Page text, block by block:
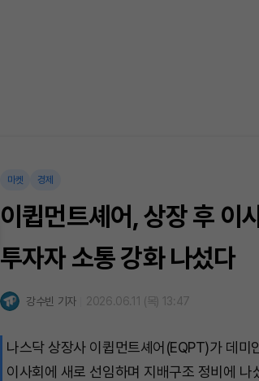
마켓 경제
이큅먼트셰어, 상장 후 이
투자자 소통 강화 나섰다
강수빈 기자 2026.06.11 (목) 13:47
나스닥 상장사 이큅먼트셰어(EQPT)가 데미
이사회에 새로 선임하며 지배구조 정비에 나